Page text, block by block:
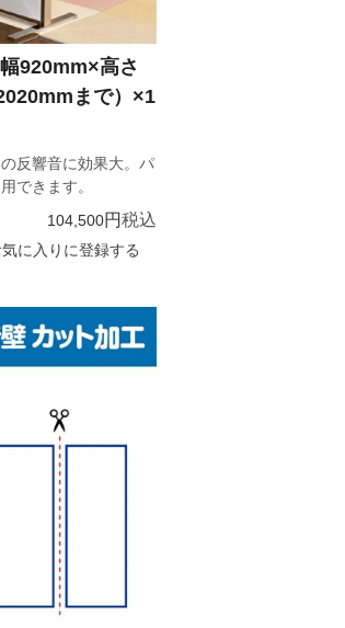
反響音に効果大。パ
できます。
920mm×高さ
まで）×1
104,500 税込
気に入りに登録する